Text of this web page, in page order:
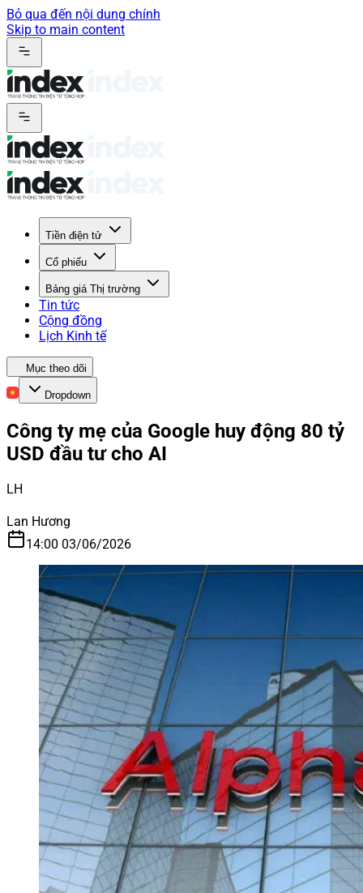
Bỏ qua đến nội dung chính
Skip to main content
Tiền điện tử
Cổ phiếu
Bảng giá Thị trường
Tin tức
Cộng đồng
Lịch Kinh tế
Mục theo dõi
Dropdown
Công ty mẹ của Google huy động 80 tỷ
USD đầu tư cho AI
LH
Lan Hương
14:00 03/06/2026